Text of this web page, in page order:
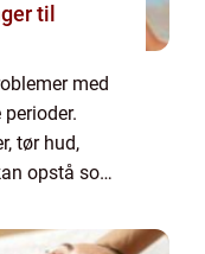
til
med
tør hud,
opstå som